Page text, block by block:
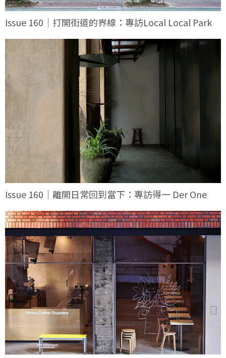
Issue 160｜打開街道的界線：專訪Local Local Park
Issue 160｜離開日常回到當下：專訪得一 Der One